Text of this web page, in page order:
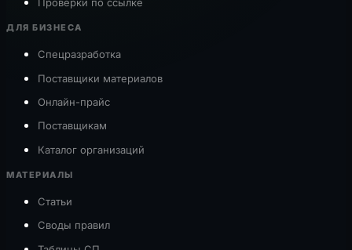
Проверки по ссылке
ДЛЯ БИЗНЕСА
Спецразработка
Поставщики материалов
Онлайн-прайс
Поставщикам
Каталог организаций
МАТЕРИАЛЫ
Статьи
Своды правил